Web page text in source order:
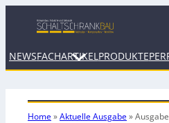
NEWSFACHARTIKEL PRODUKTE
Home»Aktuelle Ausgabe»